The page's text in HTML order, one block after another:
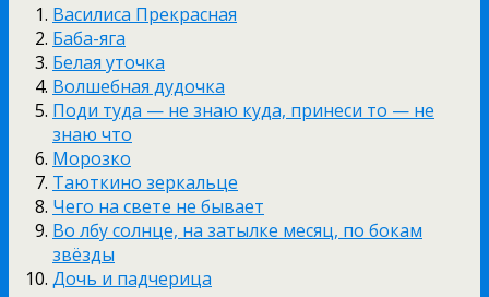
Василиса Прекрасная
Баба-яга
Белая уточка
Волшебная дудочка
Поди туда — не знаю куда, принеси то — не
знаю что
Морозко
Таюткино зеркальце
Чего на свете не бывает
Во лбу солнце, на затылке месяц, по бокам
звёзды
Дочь и падчерица